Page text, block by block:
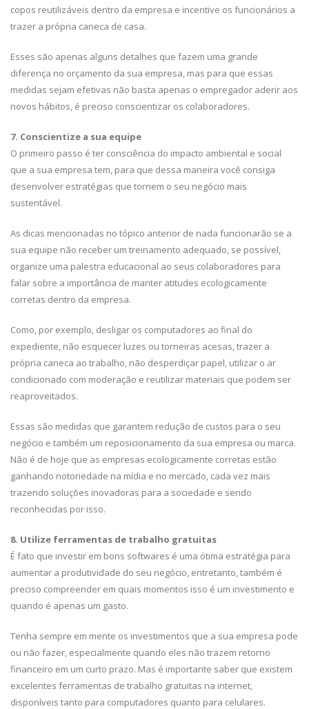
copos reutilizáveis dentro da empresa e incentive os funcionários a
trazer a própria caneca de casa.
Esses são apenas alguns detalhes que fazem uma grande
diferença no orçamento da sua empresa, mas para que essas
medidas sejam efetivas não basta apenas o empregador aderir aos
novos hábitos, é preciso conscientizar os colaboradores.
7. Conscientize a sua equipe
O primeiro passo é ter consciência do impacto ambiental e social
que a sua empresa tem, para que dessa maneira você consiga
desenvolver estratégias que tornem o seu negócio mais
sustentável.
As dicas mencionadas no tópico anterior de nada funcionarão se a
sua equipe não receber um treinamento adequado, se possível,
organize uma palestra educacional ao seus colaboradores para
falar sobre a importância de manter atitudes ecologicamente
corretas dentro da empresa.
Como, por exemplo, desligar os computadores ao final do
expediente, não esquecer luzes ou torneiras acesas, trazer a
própria caneca ao trabalho, não desperdiçar papel, utilizar o ar
condicionado com moderação e reutilizar materiais que podem ser
reaproveitados.
Essas são medidas que garantem redução de custos para o seu
negócio e também um reposicionamento da sua empresa ou marca.
Não é de hoje que as empresas ecologicamente corretas estão
ganhando notoriedade na mídia e no mercado, cada vez mais
trazendo soluções inovadoras para a sociedade e sendo
reconhecidas por isso.
8. Utilize ferramentas de trabalho gratuitas
É fato que investir em bons softwares é uma ótima estratégia para
aumentar a produtividade do seu negócio, entretanto, também é
preciso compreender em quais momentos isso é um investimento e
quando é apenas um gasto.
Tenha sempre em mente os investimentos que a sua empresa pode
ou não fazer, especialmente quando eles não trazem retorno
financeiro em um curto prazo. Mas é importante saber que existem
excelentes ferramentas de trabalho gratuitas na internet,
disponíveis tanto para computadores quanto para celulares.